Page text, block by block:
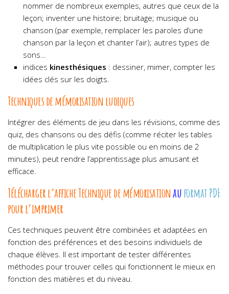
nommer de nombreux exemples, autres que ceux de la
leçon; inventer une histoire; bruitage; musique ou
chanson (par exemple, remplacer les paroles d’une
chanson par la leçon et chanter l’air); autres types de
sons…
indices kinesthésiques : dessiner, mimer, compter les
idées clés sur les doigts.
Techniques de mémorisation ludiques
Intégrer des éléments de jeu dans les révisions, comme des
quiz, des chansons ou des défis (comme réciter les tables
de multiplication le plus vite possible ou en moins de 2
minutes), peut rendre l’apprentissage plus amusant et
efficace.
Télécharger l’affiche Technique de mémorisationauformat PDF
pour l’imprimer
Ces techniques peuvent être combinées et adaptées en
fonction des préférences et des besoins individuels de
chaque élèves. Il est important de tester différentes
méthodes pour trouver celles qui fonctionnent le mieux en
fonction des matières et du niveau.